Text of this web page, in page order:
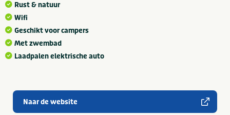
Rust & natuur
Wifi
Geschikt voor campers
Met zwembad
Laadpalen elektrische auto
Naar de website